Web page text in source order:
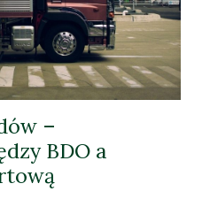
–
BDO a